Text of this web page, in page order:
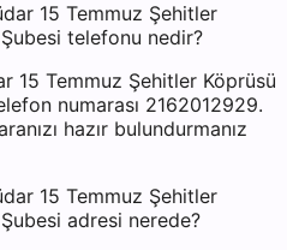
15 Temmuz Şehitler
telefonu nedir?
15 Temmuz Şehitler Köprüsü
numarası 2162012929.
hazır bulundurmanız
15 Temmuz Şehitler
adresi nerede?